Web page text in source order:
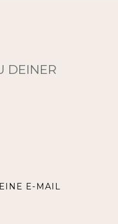
DEINER
E-MAIL